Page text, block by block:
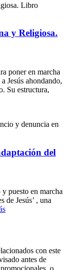
y Religiosa.
poner en marcha
Jesús ahondando,
Su estructura,
y denuncia en
del
puesto en marcha
de Jesús’ , una
con este
antes de